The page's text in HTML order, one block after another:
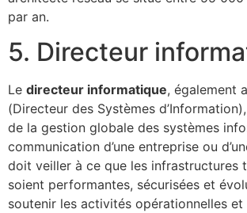
par an.
5. Directeur
Le directeur informatique, également
(Directeur des Systèmes
de la gestion globale des systèmes
communication d’une entreprise ou
doit veiller à ce que les infrastructures
soient performantes, sécurisées et
soutenir les activités opérationnelles